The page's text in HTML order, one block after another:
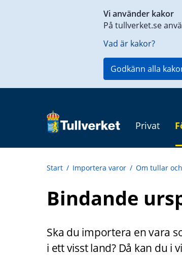
Vi använder kakor
På tullverket.se
Vad är kakor?
Godkänn alla
Privat
Start / Importera varor / Om tullar
Bindande
Ska du importera en vara
i ett visst land? Då kan du i